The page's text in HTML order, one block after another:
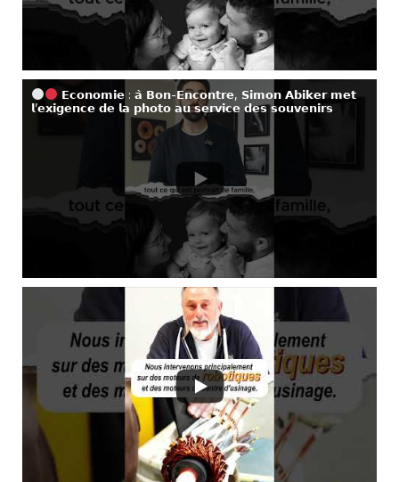
𝗘𝗰𝗼𝗻𝗼𝗺𝗶𝗲 : 𝗮̀ 𝗕𝗼𝗻-𝗘𝗻𝗰𝗼𝗻𝘁𝗿𝗲, 𝗦𝗶𝗺𝗼𝗻 𝗔𝗯𝗶𝗸𝗲𝗿 𝗺𝗲𝘁
𝗹’𝗲𝘅𝗶𝗴𝗲𝗻𝗰𝗲 𝗱𝗲 𝗹𝗮 𝗽𝗵𝗼𝘁𝗼 𝗮𝘂 𝘀𝗲𝗿𝘃𝗶𝗰𝗲 𝗱𝗲𝘀 𝘀𝗼𝘂𝘃𝗲𝗻𝗶𝗿𝘀